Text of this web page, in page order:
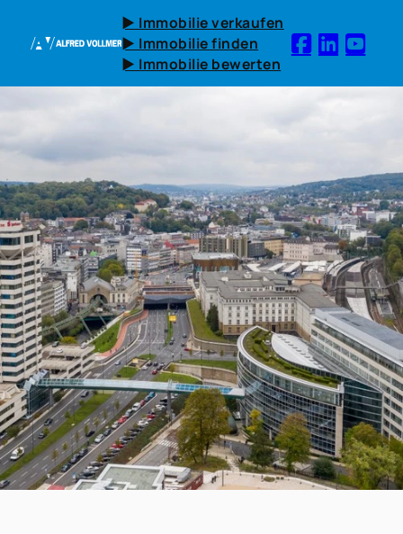
► Immobilie verkaufen
► Immobilie finden
► Immobilie bewerten